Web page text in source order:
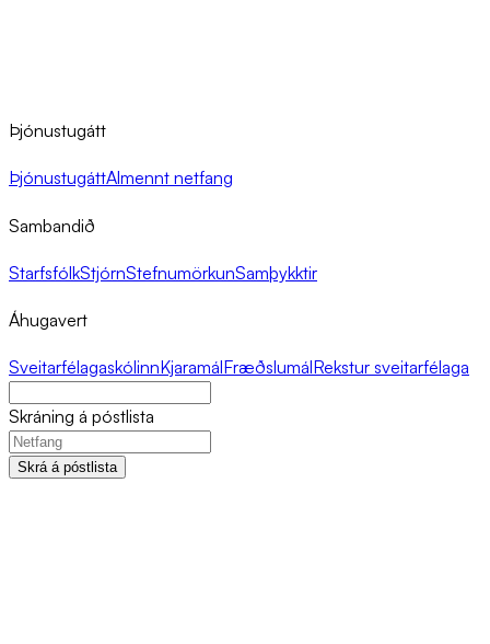
Þjónustugátt
ÞjónustugáttAlmennt netfang
Sambandið
StarfsfólkStjórnStefnumörkunSamþykktir
Áhugavert
SveitarfélagaskólinnKjaramálFræðslumálRekstur sveitarfélaga
Skráning á póstlista
Skrá á póstlista